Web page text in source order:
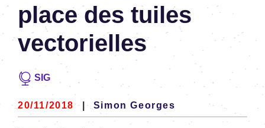
place des tuiles
vectorielles
SIG
20/11/2018 | Simon Georges